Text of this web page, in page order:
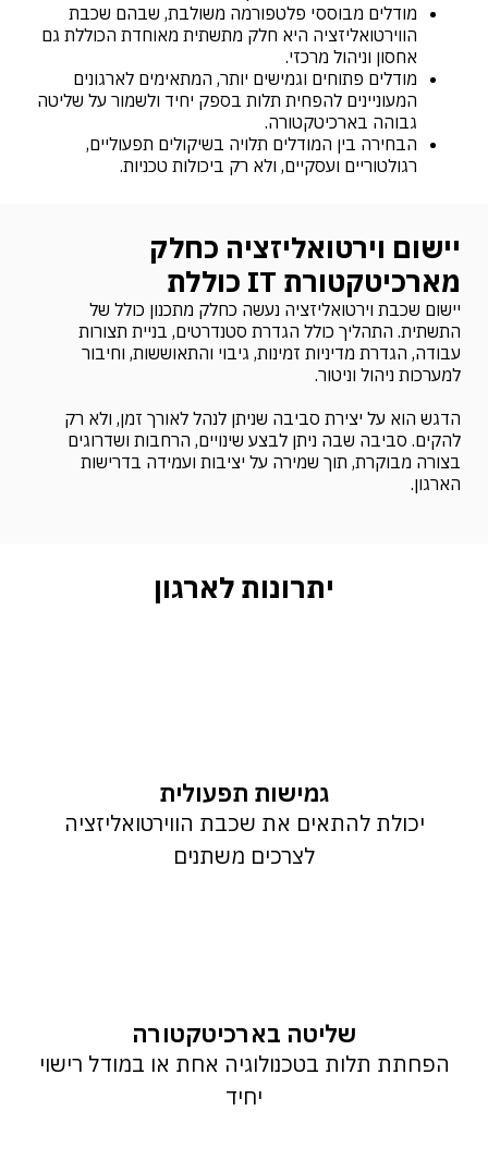
מודלים מבוססי פלטפורמה משולבת, שבהם שכבת
הווירטואליזציה היא חלק מתשתית מאוחדת הכוללת גם
אחסון וניהול מרכזי.
מודלים פתוחים וגמישים יותר, המתאימים לארגונים
המעוניינים להפחית תלות בספק יחיד ולשמור על שליטה
גבוהה בארכיטקטורה.
הבחירה בין המודלים תלויה בשיקולים תפעוליים,
רגולטוריים ועסקיים, ולא רק ביכולות טכניות.
יישום וירטואליזציה כחלק
מארכיטקטורת IT כוללת
יישום שכבת וירטואליזציה נעשה כחלק מתכנון כולל של
התשתית. התהליך כולל הגדרת סטנדרטים, בניית תצורות
עבודה, הגדרת מדיניות זמינות, גיבוי והתאוששות, וחיבור
למערכות ניהול וניטור.
הדגש הוא על יצירת סביבה שניתן לנהל לאורך זמן, ולא רק
להקים. סביבה שבה ניתן לבצע שינויים, הרחבות ושדרוגים
בצורה מבוקרת, תוך שמירה על יציבות ועמידה בדרישות
הארגון.
יתרונות לארגון
גמישות תפעולית
יכולת להתאים את שכבת הווירטואליזציה
לצרכים משתנים
שליטה בארכיטקטורה
הפחתת תלות בטכנולוגיה אחת או במודל רישוי
יחיד